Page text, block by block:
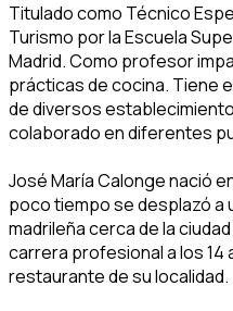
Titulado como Técnico
Turismo por la Escuela
Madrid. Como profesor
prácticas de cocina. Tiene
de diversos
colaborado en diferentes
José María Calonge nació
poco tiempo se desplazó a
madrileña cerca de la
carrera profesional a los 14
restaurante de su localidad.